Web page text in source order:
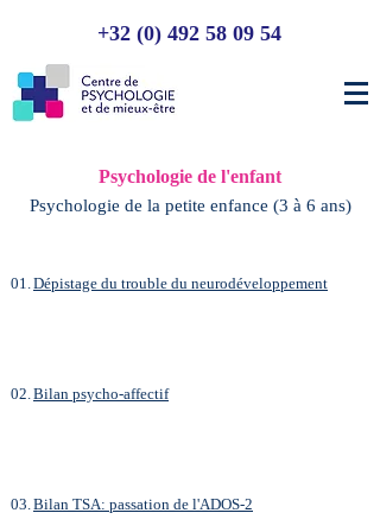
+32 (0) 492 58 09 54
Psychologie de l'enfant
Psychologie de la petite enfance (3 à 6 ans)
01.Dépistage du trouble du neurodéveloppement
02.Bilan psycho-affectif
03.Bilan TSA: passation de l'ADOS-2